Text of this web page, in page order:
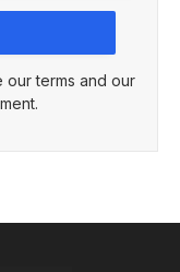
our terms and our